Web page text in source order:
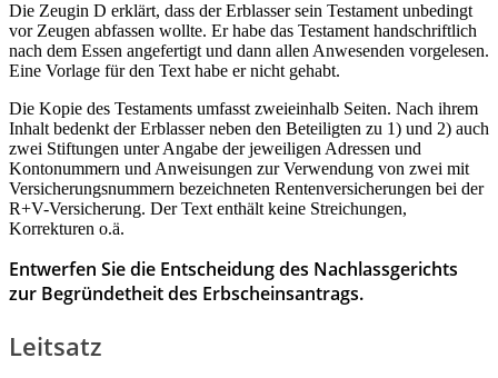
Die Zeugin D erklärt, dass der Erblasser sein Testament unbedingt
vor Zeugen abfassen wollte. Er habe das Testament handschriftlich
nach dem Essen angefertigt und dann allen Anwesenden vorgelesen.
Eine Vorlage für den Text habe er nicht gehabt.
Die Kopie des Testaments umfasst zweieinhalb Seiten. Nach ihrem
Inhalt bedenkt der Erblasser neben den Beteiligten zu 1) und 2) auch
zwei Stiftungen unter Angabe der jeweiligen Adressen und
Kontonummern und Anweisungen zur Verwendung von zwei mit
Versicherungsnummern bezeichneten Rentenversicherungen bei der
R+V-Versicherung. Der Text enthält keine Streichungen,
Korrekturen o.ä.
Entwerfen Sie die Entscheidung des Nachlassgerichts
zur Begründetheit des Erbscheinsantrags.
Leitsatz